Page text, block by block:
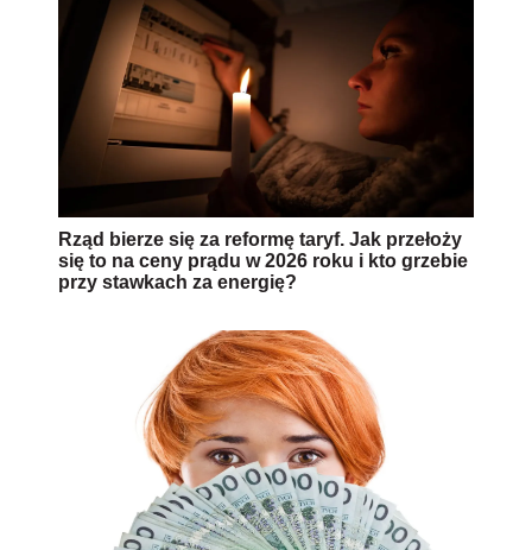
Rząd bierze się za reformę taryf. Jak przełoży
się to na ceny prądu w 2026 roku i kto grzebie
przy stawkach za energię?